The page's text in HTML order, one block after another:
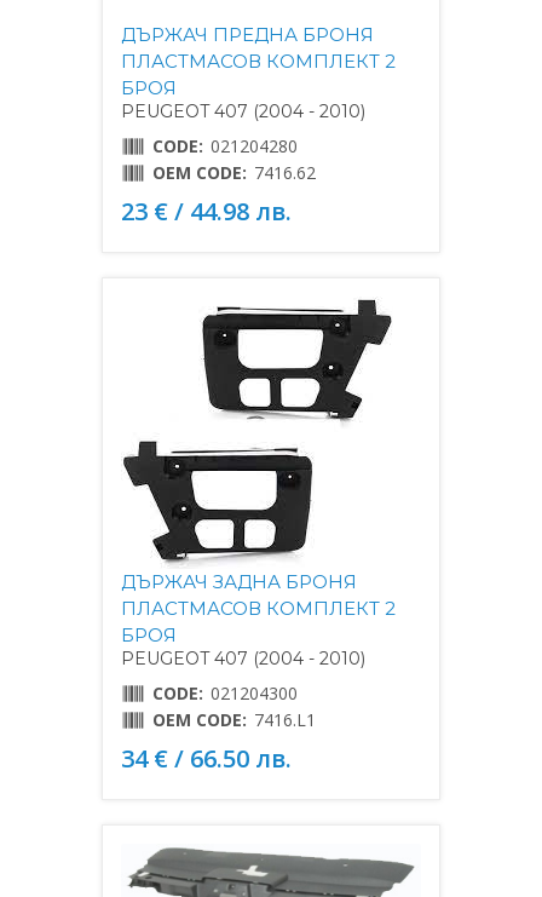
ДЪРЖАЧ ПРЕДНА БРОНЯ
ПЛАСТМАСОВ КОМПЛЕКТ 2
БРОЯ
PEUGEOT 407 (2004 - 2010)
CODE: 021204280
OEM CODE: 7416.62
23 € / 44.98 лв.
ДЪРЖАЧ ЗАДНА БРОНЯ
ПЛАСТМАСОВ КОМПЛЕКТ 2
БРОЯ
PEUGEOT 407 (2004 - 2010)
CODE: 021204300
OEM CODE: 7416.L1
34 € / 66.50 лв.